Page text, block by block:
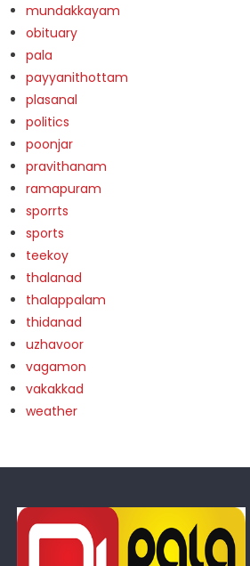
mundakkayam
obituary
pala
payyanithottam
plasanal
politics
poonjar
pravithanam
ramapuram
sporrts
sports
teekoy
thalanad
thalappalam
thidanad
uzhavoor
vagamon
vakakkad
weather